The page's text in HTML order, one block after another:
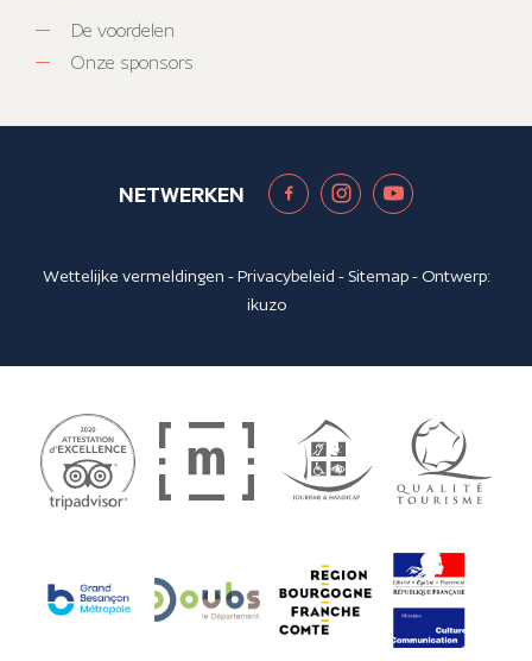
De voordelen
Onze sponsors
NETWERKEN
Wettelijke vermeldingen -Privacybeleid - Sitemap- Ontwerp:
ikuzo